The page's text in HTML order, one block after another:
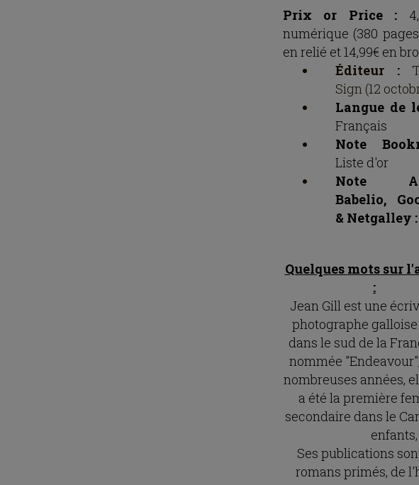
Prix or Price :
numérique (380
en relié et 14,99€ en
Éditeur ‏ :‎
Sign (12
Langue de
Français
Note
Liste d'or
Note
Babelio,
& Netgalley :
Quelques mots sur
:
Jean Gill est une
photographe
dans le sud de la
nommée
nombreuses années,
a été la première
secondaire dans le
Ses publications
romans primés, de